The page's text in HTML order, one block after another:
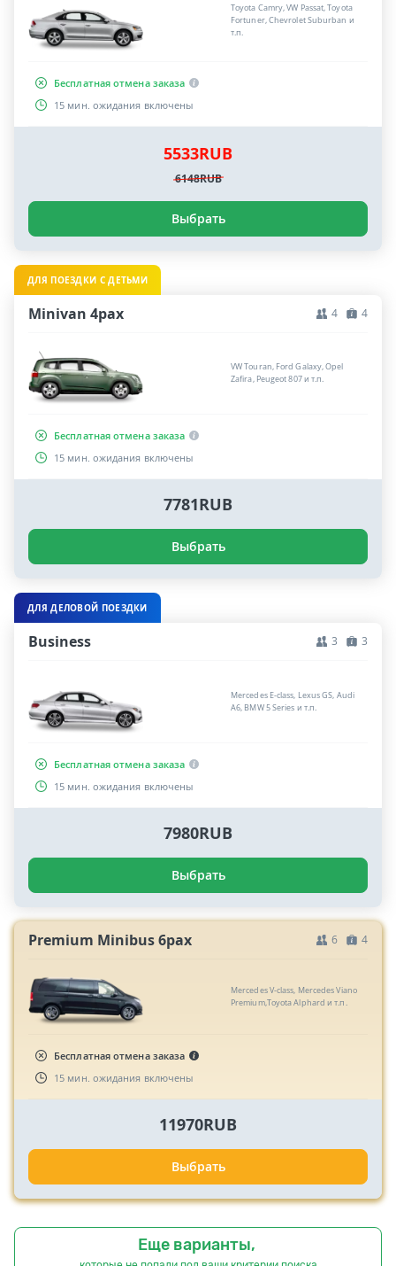
Toyota Camry, VW Passat, Toyota
Fortuner, Chevrolet Suburban и
т.п.
Бесплатная отмена заказа
15 мин. ожидания включены
5533RUB
6148RUB
Выбрать
ДЛЯ ПОЕЗДКИ С ДЕТЬМИ
Minivan 4pax 4 4
VW Touran, Ford Galaxy, Opel
Zafira, Peugeot 807 и т.п.
Бесплатная отмена заказа
15 мин. ожидания включены
7781RUB
Выбрать
ДЛЯ ДЕЛОВОЙ ПОЕЗДКИ
Business 3 3
Mercedes E-class, Lexus GS, Audi
A6, BMW 5 Series и т.п.
Бесплатная отмена заказа
15 мин. ожидания включены
7980RUB
Выбрать
Premium Minibus 6pax 6 4
Mercedes V-class, Mercedes Viano
Premium,Toyota Alphard и т.п.
Бесплатная отмена заказа
15 мин. ожидания включены
11970RUB
Выбрать
Еще варианты,